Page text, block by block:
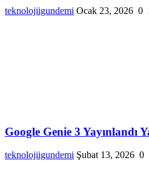
teknolojiigundemi Ocak 23, 2026 0
Google Genie 3 Yayınlandı
teknolojiigundemi Şubat 13, 2026 0